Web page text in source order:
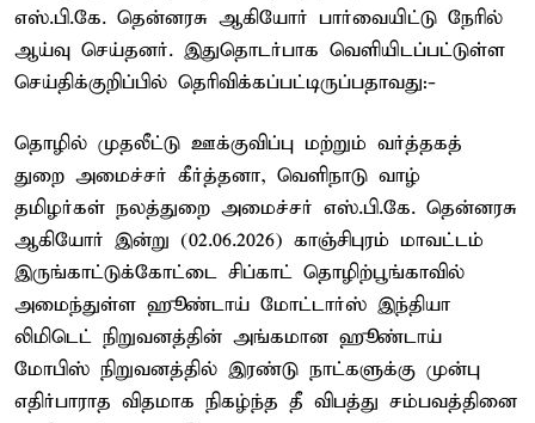
எஸ்.பி.கே. தென்னரசு ஆகியோர் பார்வையிட்டு நேரில்
ஆய்வு செய்தனர். இதுதொடர்பாக வெளியிடப்பட்டுள்ள
செய்திக்குறிப்பில் தெரிவிக்கப்பட்டிருப்பதாவது:-
தொழில் முதலீட்டு ஊக்குவிப்பு மற்றும் வர்த்தகத்
துறை அமைச்சர் கீர்த்தனா, வெளிநாடு வாழ்
தமிழர்கள் நலத்துறை அமைச்சர் எஸ்.பி.கே. தென்னரசு
ஆகியோர் இன்று (02.06.2026) காஞ்சிபுரம் மாவட்டம்
இருங்காட்டுக்கோட்டை சிப்காட் தொழிற்பூங்காவில்
அமைந்துள்ள ஹூண்டாய் மோட்டார்ஸ் இந்தியா
லிமிடெட் நிறுவனத்தின் அங்கமான ஹூண்டாய்
மோபிஸ் நிறுவனத்தில் இரண்டு நாட்களுக்கு முன்பு
எதிர்பாராத விதமாக நிகழ்ந்த தீ விபத்து சம்பவத்தினை